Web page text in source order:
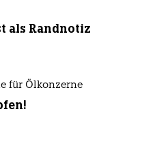
als Randnotiz
für Ölkonzerne